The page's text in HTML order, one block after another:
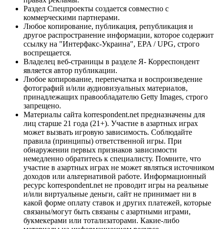
Раздел Спецпроекты создается совместно с
коммерческими партнерами.
Любое копирование, публикация, републикация и
другое распространение информации, которое содержит
ссылку на "Интерфакс-Украина", EPA / UPG, строго
воспрещается.
Владелец веб-страницы в разделе Я- Корреспондент
является автор публикации.
Любое копирование, перепечатка и воспроизведение
фотографий и/или аудиовизуальных материалов,
принадлежащих правообладателю Getty Images, строго
запрещено.
Материалы сайта korrespondent.net предназначены для
лиц старше 21 года (21+). Участие в азартных играх
может вызвать игровую зависимость. Соблюдайте
правила (принципы) ответственной игры. При
обнаружении первых признаков зависимости
немедленно обратитесь к специалисту. Помните, что
участие в азартных играх не может являться источником
доходов или альтернативой работе. Информационный
ресурс korrespondent.net не проводит игры на реальные
и/или виртуальные деньги, сайт не принимает ни в
какой форме оплату ставок и других платежей, которые
связаны/могут быть связаны с азартными играми,
букмекерами или тотализаторами. Какие-либо